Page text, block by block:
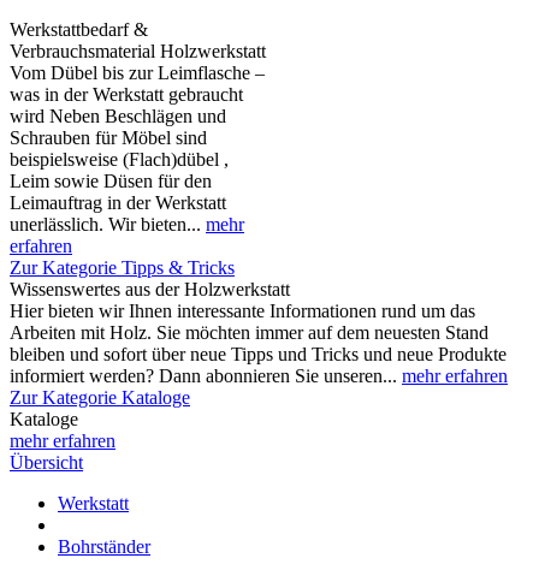
Werkstattbedarf &
Verbrauchsmaterial Holzwerkstatt
Vom Dübel bis zur Leimflasche –
was in der Werkstatt gebraucht
wird Neben Beschlägen und
Schrauben für Möbel sind
beispielsweise (Flach)dübel ,
Leim sowie Düsen für den
Leimauftrag in der Werkstatt
unerlässlich. Wir bieten... mehr
erfahren
Zur Kategorie Tipps & Tricks
Wissenswertes aus der Holzwerkstatt
Hier bieten wir Ihnen interessante Informationen rund um das
Arbeiten mit Holz. Sie möchten immer auf dem neuesten Stand
bleiben und sofort über neue Tipps und Tricks und neue Produkte
informiert werden? Dann abonnieren Sie unseren... mehr erfahren
Zur Kategorie Kataloge
Kataloge
mehr erfahren
Übersicht
Werkstatt
Bohrständer